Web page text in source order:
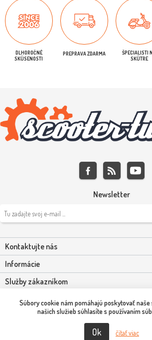
DLHOROČNÉ
SKÚSENOSTI
PREPRAVA ZDARMA
ŠPECIALISTI
SKÚTRE
Newsletter
Kontaktujte nás
Informácie
Služby zákazníkom
Môj účet
Copyright © 2026 Scooter-Tuning SK. Všetky
Súbory cookie nám pomáhajú poskytovať naše
našich služieb súhlasíte s používaním
Ok čítať viac